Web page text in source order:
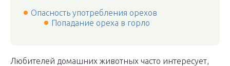
Опасность употребления орехов
Попадание ореха в горло
Любителей домашних животных часто интересует,